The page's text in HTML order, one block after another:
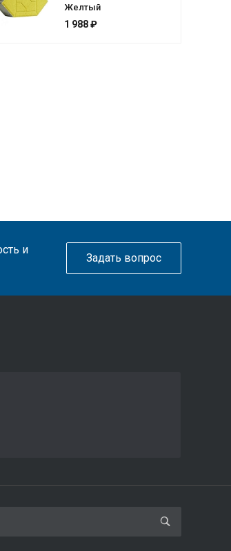
Желтый
1 988 ₽
и
Задать вопрос